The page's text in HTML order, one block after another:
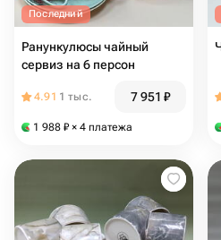
Последний
Ранункулюсы чайный
сервиз на 6 персон
4.91 1 тыс. 7 951 ₽
1 988 ₽ × 4 платежа